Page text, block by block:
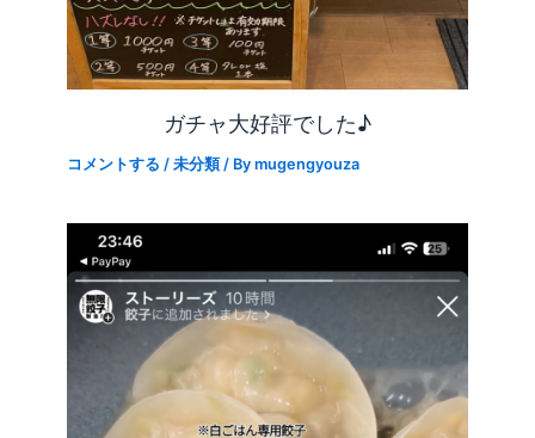
ガチャ大好評でした♪
コメントする /未分類/ Bymugengyouza